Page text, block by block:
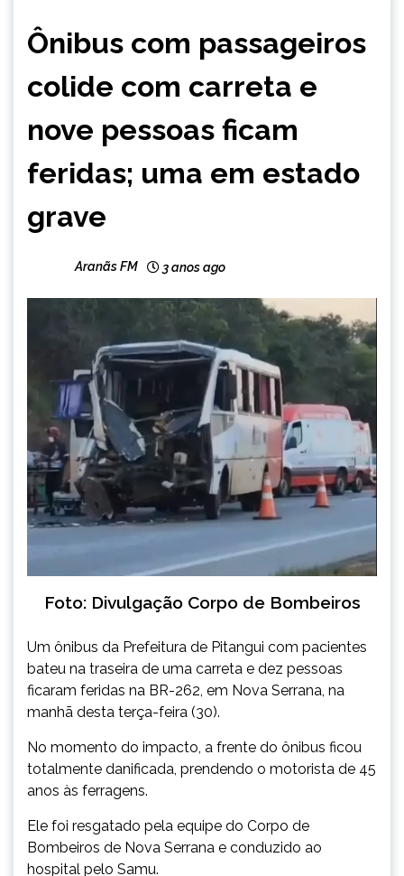
GERAIS
Ônibus com passageiros
colide com carreta e
nove pessoas ficam
feridas; uma em estado
grave
Aranãs FM 3 anos ago
Foto: Divulgação Corpo de Bombeiros
Um ônibus da Prefeitura de Pitangui com pacientes
bateu na traseira de uma carreta e dez pessoas
ficaram feridas na BR-262, em Nova Serrana, na
manhã desta terça-feira (30).
No momento do impacto, a frente do ônibus ficou
totalmente danificada, prendendo o motorista de 45
anos às ferragens.
Ele foi resgatado pela equipe do Corpo de
Bombeiros de Nova Serrana e conduzido ao
hospital pelo Samu.